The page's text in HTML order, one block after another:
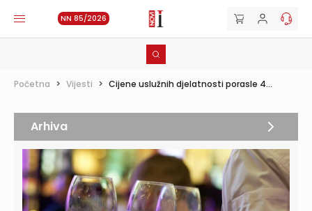
NN 85/2026
Početna > Vijesti > Cijene uslužnih djelatnosti porasle 4...
Arhiva